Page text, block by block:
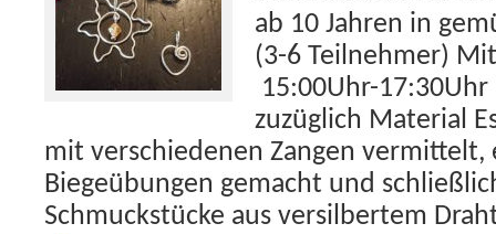
ab 10 Jahren in
(3-6 Teilnehmer)
15:00Uhr-17:30Uhr
zuzüglich Material
mit verschiedenen Zangen vermittelt,
Biegeübungen gemacht und
Schmuckstücke aus versilbertem